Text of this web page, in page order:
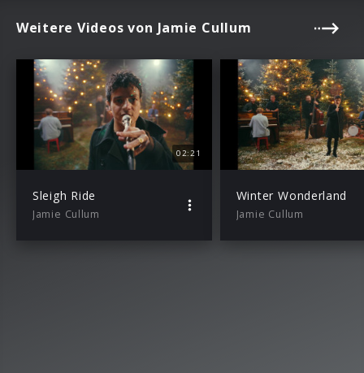
Weitere Videos von Jamie Cullum
02:21
Sleigh Ride
Jamie Cullum
Winter Wonderland
Jamie Cullum